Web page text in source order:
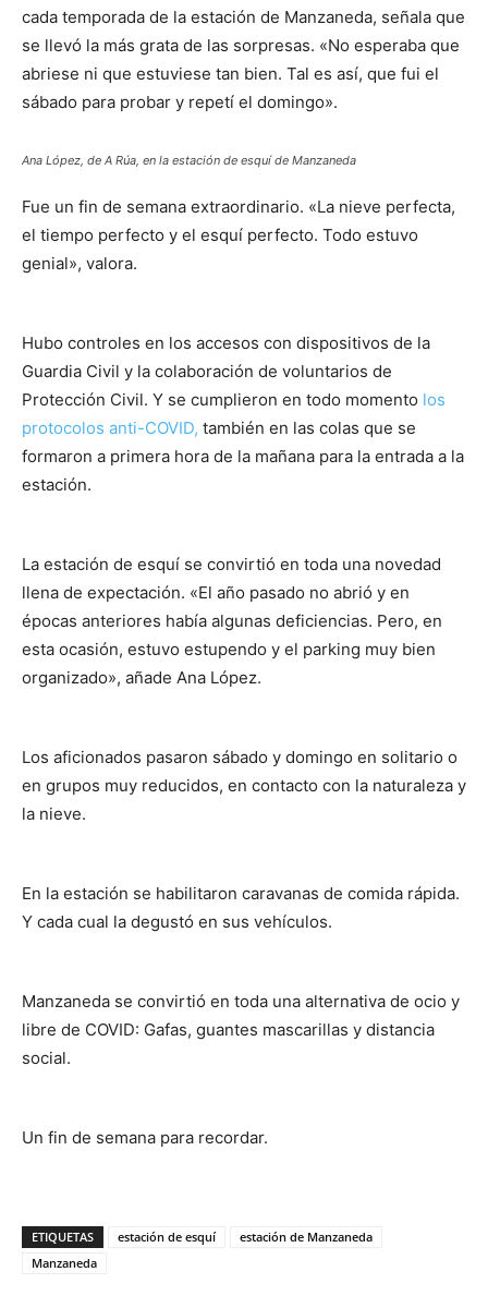
cada temporada de la estación de Manzaneda, señala que
se llevó la más grata de las sorpresas. «No esperaba que
abriese ni que estuviese tan bien. Tal es así, que fui el
sábado para probar y repetí el domingo».
Ana López, de A Rúa, en la estación de esquí de Manzaneda
Fue un fin de semana extraordinario. «La nieve perfecta,
el tiempo perfecto y el esquí perfecto. Todo estuvo
genial», valora.
Hubo controles en los accesos con dispositivos de la
Guardia Civil y la colaboración de voluntarios de
Protección Civil. Y se cumplieron en todo momento los
protocolos anti-COVID, también en las colas que se
formaron a primera hora de la mañana para la entrada a la
estación.
La estación de esquí se convirtió en toda una novedad
llena de expectación. «El año pasado no abrió y en
épocas anteriores había algunas deficiencias. Pero, en
esta ocasión, estuvo estupendo y el parking muy bien
organizado», añade Ana López.
Los aficionados pasaron sábado y domingo en solitario o
en grupos muy reducidos, en contacto con la naturaleza y
la nieve.
En la estación se habilitaron caravanas de comida rápida.
Y cada cual la degustó en sus vehículos.
Manzaneda se convirtió en toda una alternativa de ocio y
libre de COVID: Gafas, guantes mascarillas y distancia
social.
Un fin de semana para recordar.
ETIQUETAS estación de esquí
estación de Manzaneda
Manzaneda